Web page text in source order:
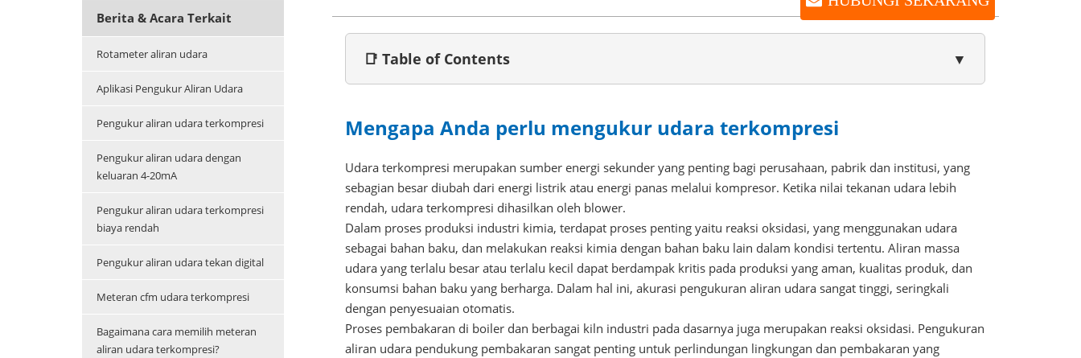
Berita & Acara Terkait
Rotameter aliran udara
Aplikasi Pengukur Aliran Udara
Pengukur aliran udara terkompresi
Pengukur aliran udara dengan
keluaran 4-20mA
Pengukur aliran udara terkompresi
biaya rendah
Pengukur aliran udara tekan digital
Meteran cfm udara terkompresi
Bagaimana cara memilih meteran
aliran udara terkompresi?
📑 Table of Contents ▼
Mengapa Anda perlu mengukur udara terkompresi
Udara terkompresi merupakan sumber energi sekunder yang penting bagi perusahaan, pabrik dan institusi, yang
sebagian besar diubah dari energi listrik atau energi panas melalui kompresor. Ketika nilai tekanan udara lebih
rendah, udara terkompresi dihasilkan oleh blower.
Dalam proses produksi industri kimia, terdapat proses penting yaitu reaksi oksidasi, yang menggunakan udara
sebagai bahan baku, dan melakukan reaksi kimia dengan bahan baku lain dalam kondisi tertentu. Aliran massa
udara yang terlalu besar atau terlalu kecil dapat berdampak kritis pada produksi yang aman, kualitas produk, dan
konsumsi bahan baku yang berharga. Dalam hal ini, akurasi pengukuran aliran udara sangat tinggi, seringkali
dengan penyesuaian otomatis.
Proses pembakaran di boiler dan berbagai kiln industri pada dasarnya juga merupakan reaksi oksidasi. Pengukuran
aliran udara pendukung pembakaran sangat penting untuk perlindungan lingkungan dan pembakaran yang